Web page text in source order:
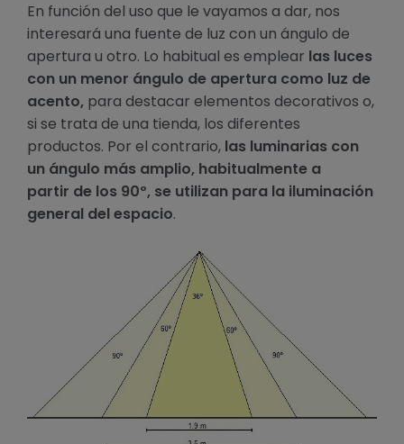
En función del uso que le vayamos a dar, nos
interesará una fuente de luz con un ángulo de
apertura u otro. Lo habitual es emplear las luces
con un menor ángulo de apertura como luz de
acento, para destacar elementos decorativos o,
si se trata de una tienda, los diferentes
productos. Por el contrario, las luminarias con
un ángulo más amplio, habitualmente a
partir de los 90º, se utilizan para la iluminación
general del espacio.